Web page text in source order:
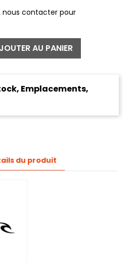
nous contacter pour
AU PANIER
Emplacements,
du produit